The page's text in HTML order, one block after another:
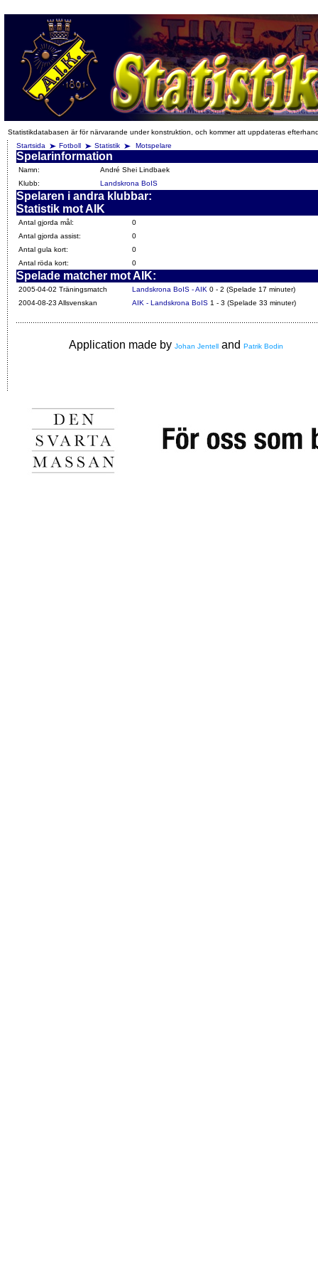
Statistikdatabasen är för närvarande under konstruktion, och kommer att uppdateras
Startsida
Fotboll Statistik Motspelare
Spelarinformation
Namn:
André Shei Lindbaek
Klubb:
Landskrona BoIS
Spelaren i andra klubbar:
Statistik mot AIK
Antal gjorda mål:
0
Antal gjorda assist:
0
Antal gula kort:
0
Antal röda kort:
0
Spelade matcher mot AIK:
2005-04-02 Träningsmatch Landskrona BoIS - AIK 0 - 2 (Spelade 17 minuter)
2004-08-23 Allsvenskan
AIK - Landskrona BoIS 1 - 3 (Spelade 33 minuter)
Application made by Johan Jentell and Patrik Bodin